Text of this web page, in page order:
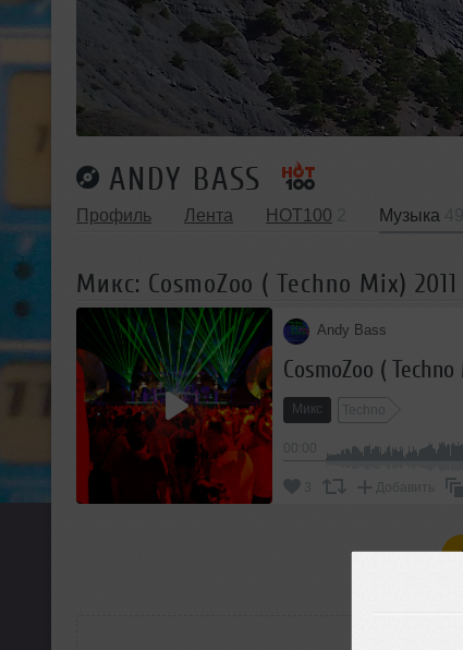
ANDY BASS
Профиль Лента HOT100 Музыка
Микс: СosmoZoo ( Techno Mix) 2011
Andy Bass
СosmoZoo ( Techno
Микс Techno
3 Добавить